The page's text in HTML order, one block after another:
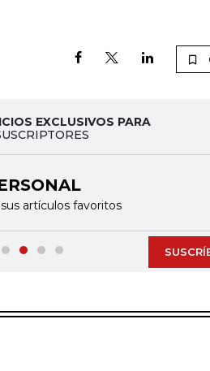
EXCLUSIVOS PARA
artículos favoritos